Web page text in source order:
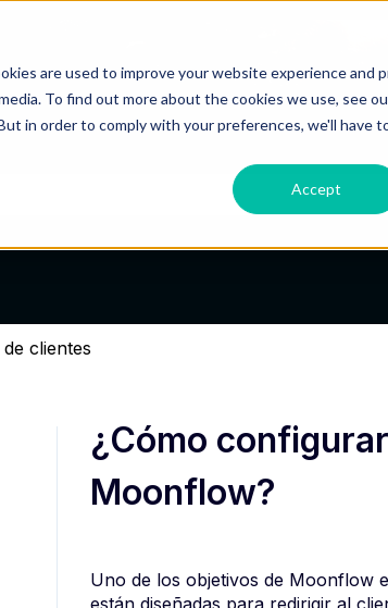
are used to improve your website experience and
To find out more about the cookies we use, see
in order to comply with your preferences, we'll have
Accept
clientes
¿Cómo
Moonflow?
Uno de los objetivos de Moonflow
están diseñadas para redirigir al